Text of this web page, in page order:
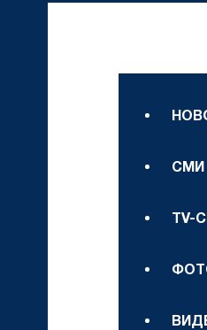
СМИ